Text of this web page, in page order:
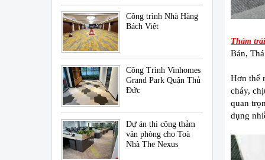
Thảm
Bản,
Hơn thế
cháy,
quan
dụng
Công trình Nhà Hàng
Bách Việt
Công Trình Vinhomes
Grand Park Quận Thủ
Đức
Dự án thi công thảm
văn phòng cho Toà
Nhà The Nexus